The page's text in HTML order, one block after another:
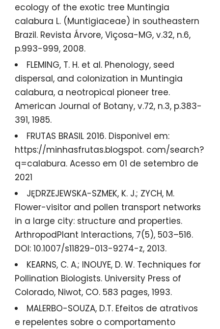
ecology of the exotic tree Muntingia
calabura L. (Muntigiaceae) in southeastern
Brazil. Revista Árvore, Viçosa-MG, v.32, n.6,
p.993-999, 2008.
FLEMING, T. H. et al. Phenology, seed
dispersal, and colonization in Muntingia
calabura, a neotropical pioneer tree.
American Journal of Botany, v.72, n.3, p.383-
391, 1985.
FRUTAS BRASIL 2016. Disponivel em:
https://minhasfrutas.blogspot. com/search?
q=calabura. Acesso em 01 de setembro de
2021
JĘDRZEJEWSKA-SZMEK, K. J.; ZYCH, M.
Flower-visitor and pollen transport networks
in a large city: structure and properties.
ArthropodPlant Interactions, 7(5), 503–516.
DOI: 10.1007/s11829-013-9274-z, 2013.
KEARNS, C. A.; INOUYE, D. W. Techniques for
Pollination Biologists. University Press of
Colorado, Niwot, CO. 583 pages, 1993.
MALERBO-SOUZA, D.T. Efeitos de atrativos
e repelentes sobre o comportamento